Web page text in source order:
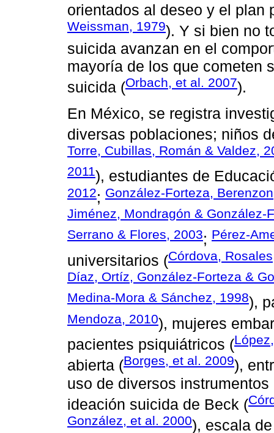
orientados al deseo y el plan
Weissman, 1979). Y si bien no
suicida avanzan en el
mayoría de los que cometen
suicida (Orbach, et al. 2007).
En México, se registra
diversas poblaciones; niños
Torre, Cubillas, Román & Valdez,
2011), estudiantes de
2012; González-Forteza,
Jiménez, Mondragón & González-
Serrano & Flores, 2003; Pérez-
universitarios (Córdova,
Díaz, Ortíz, González-Forteza &
Medina-Mora & Sánchez, 1998),
Mendoza, 2010), mujeres
pacientes psiquiátricos (
abierta (Borges, et al. 2009),
uso de diversos
ideación suicida de Beck (
González, et al. 2000), escala